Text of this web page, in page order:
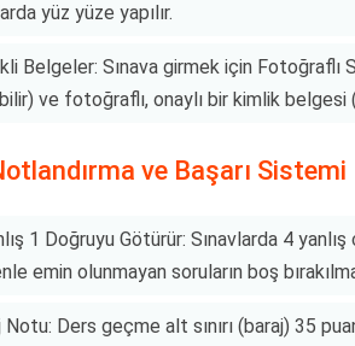
yüz yüze yapılır.
Belgeler: Sınava girmek için Fotoğraflı
ve fotoğraflı, onaylı bir kimlik belgesi
ve Başarı Sistemi
1 Doğruyu Götürür: Sınavlarda 4
emin olunmayan soruların boş
Notu: Ders geçme alt sınırı (baraj) 35